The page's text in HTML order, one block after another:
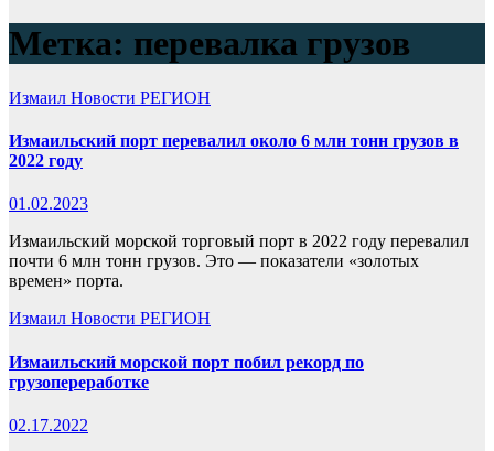
Метка: перевалка грузов
Измаил Новости РЕГИОН
Измаильский порт перевалил около 6 млн тонн грузов в
2022 году
01.02.2023
Измаильский морской торговый порт в 2022 году перевалил
почти 6 млн тонн грузов. Это — показатели «золотых
времен» порта.
Измаил Новости РЕГИОН
Измаильский морской порт побил рекорд по
грузопереработке
02.17.2022